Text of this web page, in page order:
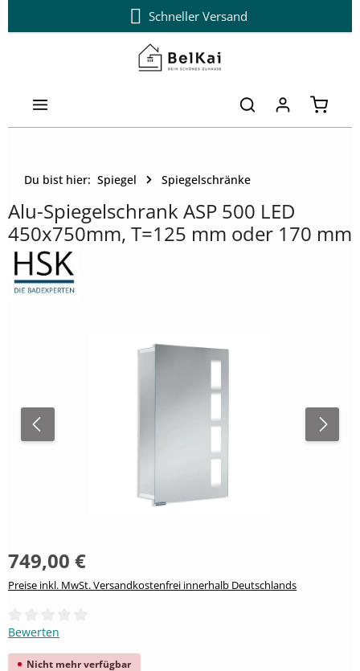
Zum Hauptinhalt springenSchneller Versand
Du bist hier: Spiegel Spiegelschränke
Alu-Spiegelschrank ASP 500 LED
450x750mm, T=125 mm oder 170 mm
749,00 €
Preise inkl. MwSt. Versandkostenfrei innerhalb Deutschlands
Durchschnittliche Bewertung von 0 von 5 Sternen
Bewerten
Nicht mehr verfügbar